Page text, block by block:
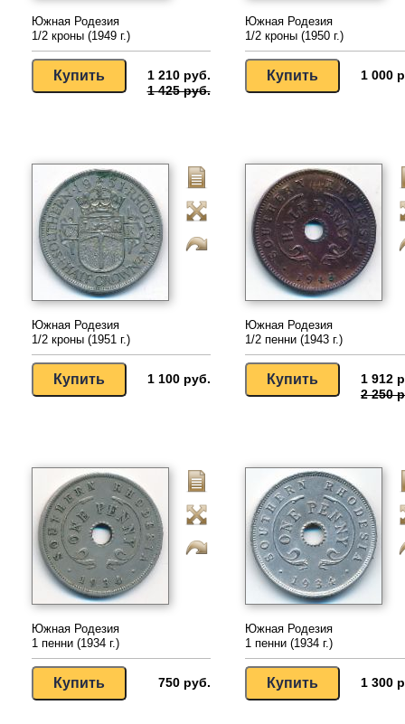
Южная Родезия
1/2 кроны (1949 г.)
1 210 руб.
1 425 руб.
Южная Родезия
1/2 кроны (1950 г.)
1 000
Южная Родезия
1/2 кроны (1951 г.)
1 100 руб.
Южная Родезия
1/2 пенни (1943 г.)
1 912
2 250
Южная Родезия
1 пенни (1934 г.)
750 руб.
Южная Родезия
1 пенни (1934 г.)
1 300